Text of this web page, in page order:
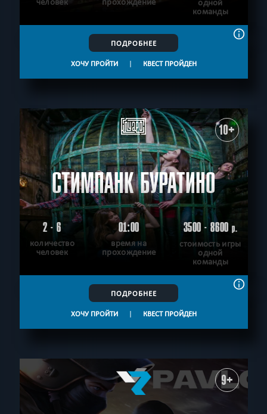
одной
команды
ПОДРОБНЕЕ
ХОЧУ ПРОЙТИ | КВЕСТ ПРОЙДЕН
10+
СТИМПАНК БУРАТИНО
2 - 6
количество
человек
01:00
время на
прохождение
3500 - 8600р.
стоимость игры
одной
команды
ПОДРОБНЕЕ
ХОЧУ ПРОЙТИ | КВЕСТ ПРОЙДЕН
9+